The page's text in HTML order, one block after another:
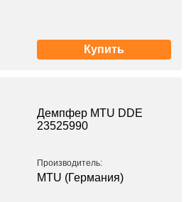
Купить
Демпфер MTU DDE
23525990
Производитель:
MTU (Германия)